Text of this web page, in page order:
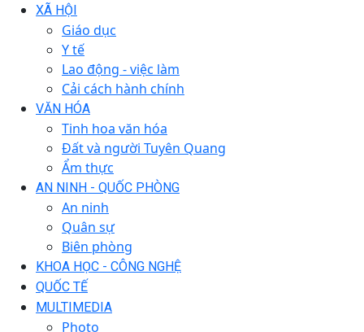
XÃ HỘI
Giáo dục
Y tế
Lao động - việc làm
Cải cách hành chính
VĂN HÓA
Tinh hoa văn hóa
Đất và người Tuyên Quang
Ẩm thực
AN NINH - QUỐC PHÒNG
An ninh
Quân sự
Biên phòng
KHOA HỌC - CÔNG NGHỆ
QUỐC TẾ
MULTIMEDIA
Photo